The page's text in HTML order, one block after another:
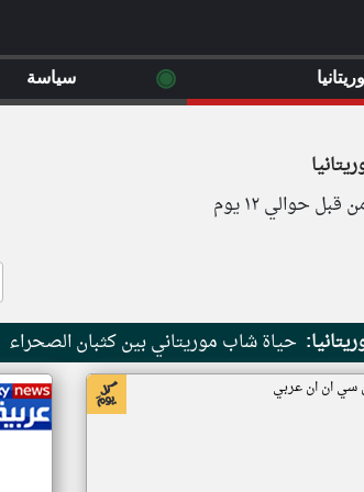
حوالي ١٢ يوم
حياة شاب موريتاني بين كثبان الصحراء
سي ان ان عربي
◉ سياسة